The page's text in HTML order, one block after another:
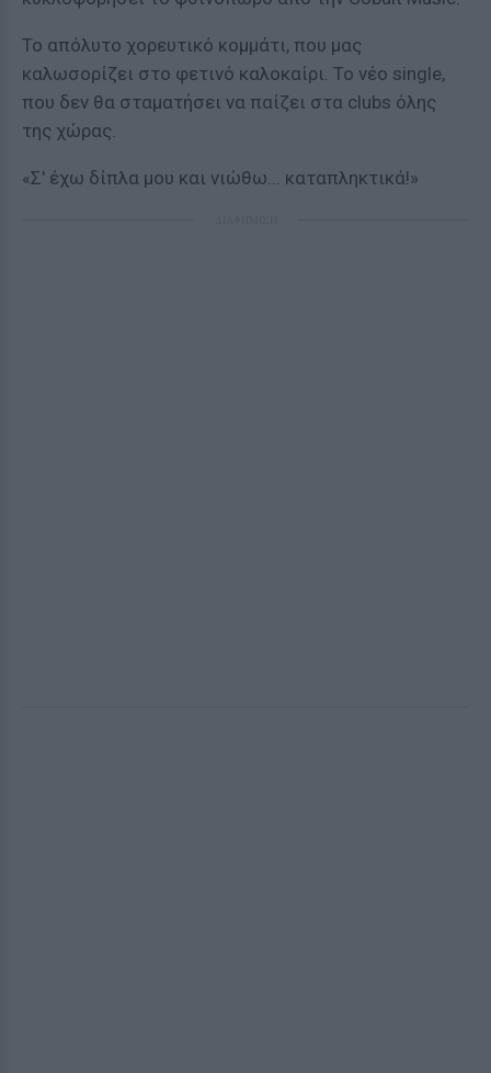
Το απόλυτο χορευτικό κομμάτι, που μας
καλωσορίζει στο φετινό καλοκαίρι. Το νέο single,
που δεν θα σταματήσει να παίζει στα clubs όλης
της χώρας.
«Σ' έχω δίπλα μου και νιώθω... καταπληκτικά!»